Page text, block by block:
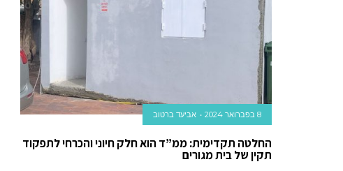
8 בפברואר 2024 אביעד ברטוב
החלטה תקדימית: ממ”ד הוא חלק חיוני והכרחי לתפקוד
תקין של בית מגורים